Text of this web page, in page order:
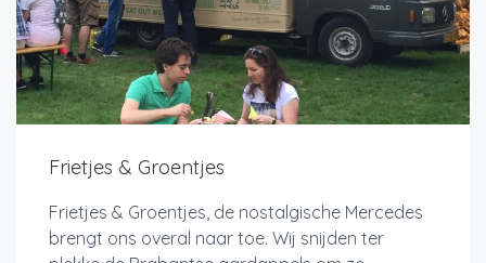
Frietjes & Groentjes
Frietjes & Groentjes, de nostalgische Mercedes
brengt ons overal naar toe. Wij snijden ter